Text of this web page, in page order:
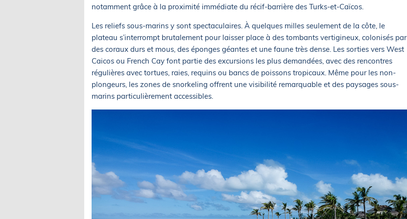
notamment grâce à la proximité immédiate du récif-barrière des Turks-et-Caïcos.
Les reliefs sous-marins y sont spectaculaires. À quelques milles seulement de la côte, le
plateau s’interrompt brutalement pour laisser place à des tombants vertigineux, colonisés par
des coraux durs et mous, des éponges géantes et une faune très dense. Les sorties vers West
Caicos ou French Cay font partie des excursions les plus demandées, avec des rencontres
régulières avec tortues, raies, requins ou bancs de poissons tropicaux. Même pour les non-
plongeurs, les zones de snorkeling offrent une visibilité remarquable et des paysages sous-
marins particulièrement accessibles.